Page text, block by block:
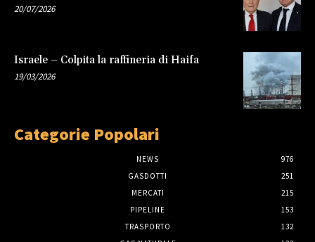
20/07/2026
Israele – Colpita la raffineria di Haifa
19/03/2026
Categorie Popolari
NEWS
976
GASDOTTI
251
MERCATI
215
PIPELINE
153
TRASPORTO
132